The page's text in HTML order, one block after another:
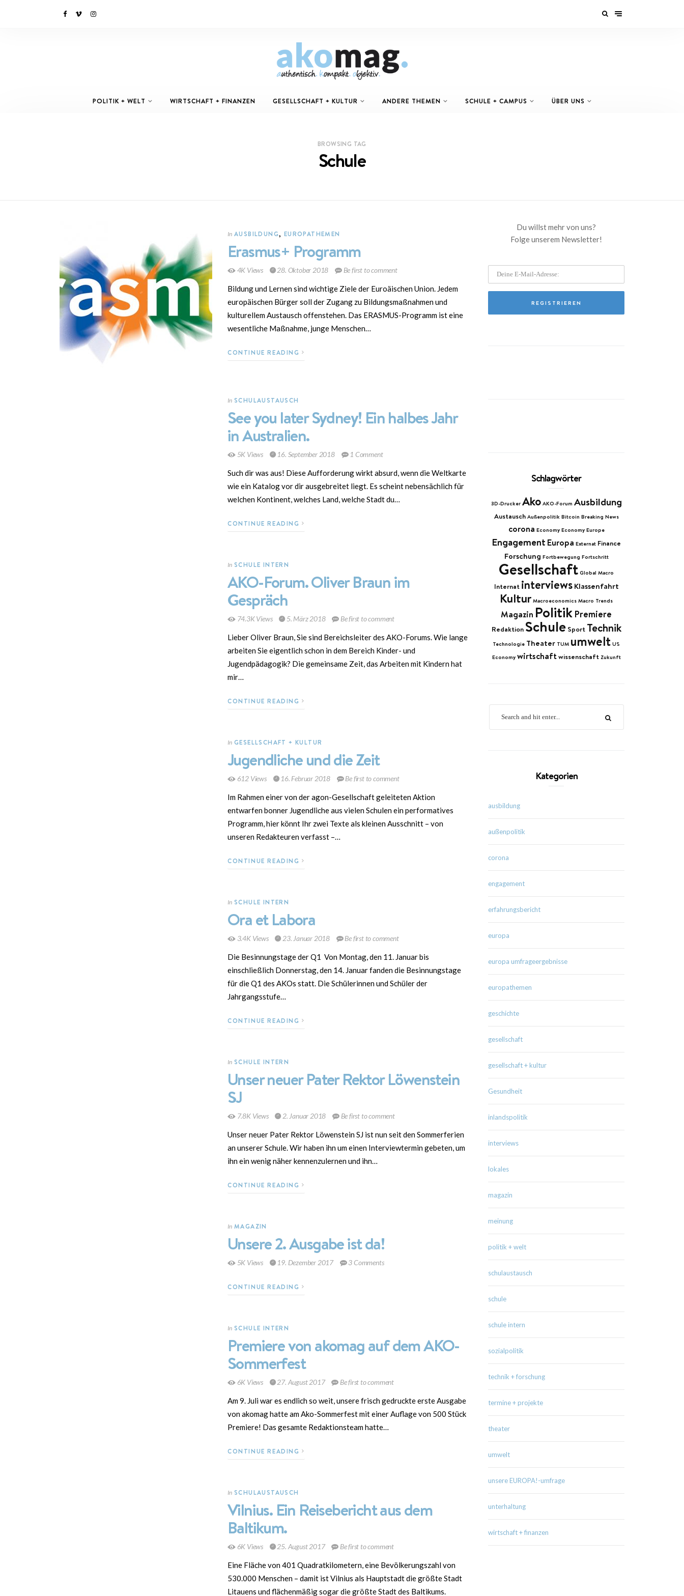
POLITIK + WELT WIRTSCHAFT + FINANZEN GESELLSCHAFT + KULTUR ANDERE THEMEN SCHULE + CAMPUS ÜBER UNS
BROWSING TAG
Schule
In AUSBILDUNG, EUROPATHEMEN
Erasmus+ Programm
4K Views 28. Oktober 2018 Be first to comment
Bildung und Lernen sind wichtige Ziele der Euroäischen Union. Jedem
europäischen Bürger soll der Zugang zu Bildungsmaßnahmen und
kulturellem Austausch offenstehen. Das ERASMUS-Programm ist eine
wesentliche Maßnahme, junge Menschen…
CONTINUE READING
In SCHULAUSTAUSCH
See you later Sydney! Ein halbes Jahr
in Australien.
5K Views 16. September 2018 1 Comment
Such dir was aus! Diese Aufforderung wirkt absurd, wenn die Weltkarte
wie ein Katalog vor dir ausgebreitet liegt. Es scheint nebensächlich für
welchen Kontinent, welches Land, welche Stadt du…
CONTINUE READING
In SCHULE INTERN
AKO-Forum. Oliver Braun im
Gespräch
74.3K Views 5. März 2018 Be first to comment
Lieber Oliver Braun, Sie sind Bereichsleiter des AKO-Forums. Wie lange
arbeiten Sie eigentlich schon in dem Bereich Kinder- und
Jugendpädagogik? Die gemeinsame Zeit, das Arbeiten mit Kindern hat
mir…
CONTINUE READING
In GESELLSCHAFT + KULTUR
Jugendliche und die Zeit
612 Views 16. Februar 2018 Be first to comment
Im Rahmen einer von der agon-Gesellschaft geleiteten Aktion
entwarfen bonner Jugendliche aus vielen Schulen ein performatives
Programm, hier könnt Ihr zwei Texte als kleinen Ausschnitt – von
unseren Redakteuren verfasst –…
CONTINUE READING
In SCHULE INTERN
Ora et Labora
3.4K Views 23. Januar 2018 Be first to comment
Die Besinnungstage der Q1 Von Montag, den 11. Januar bis
einschließlich Donnerstag, den 14. Januar fanden die Besinnungstage
für die Q1 des AKOs statt. Die Schülerinnen und Schüler der
Jahrgangsstufe…
CONTINUE READING
In SCHULE INTERN
Unser neuer Pater Rektor Löwenstein
SJ
7.8K Views 2. Januar 2018 Be first to comment
Unser neuer Pater Rektor Löwenstein SJ ist nun seit den Sommerferien
an unserer Schule. Wir haben ihn um einen Interviewtermin gebeten, um
ihn ein wenig näher kennenzulernen und ihn…
CONTINUE READING
In MAGAZIN
Unsere 2. Ausgabe ist da!
5K Views 19. Dezember 2017 3 Comments
CONTINUE READING
In SCHULE INTERN
Premiere von akomag auf dem AKO-
Sommerfest
6K Views 27. August 2017 Be first to comment
Am 9. Juli war es endlich so weit, unsere frisch gedruckte erste Ausgabe
von akomag hatte am Ako-Sommerfest mit einer Auflage von 500 Stück
Premiere! Das gesamte Redaktionsteam hatte…
CONTINUE READING
In SCHULAUSTAUSCH
Vilnius. Ein Reisebericht aus dem
Baltikum.
6K Views 25. August 2017 Be first to comment
Eine Fläche von 401 Quadratkilometern, eine Bevölkerungszahl von
530.000 Menschen – damit ist Vilnius als Hauptstadt die größte Stadt
Litauens und flächenmäßig sogar die größte Stadt des Baltikums.
Du willst mehr von uns?
Folge unserem Newsletter!
Schlagwörter
3D-Drucker Ako AKO-Forum Ausbildung
Austausch Außenpolitik Bitcoin Breaking News
corona Economy Economy Europe
Engagement Europa Externat Finance
Forschung Fortbewegung Fortschritt
Gesellschaft Global Macro
Internat interviews Klassenfahrt
Kultur Macroeconomics Macro Trends
Magazin Politik Premiere
Redaktion Schule Sport Technik
Technologie Theater TUM umwelt US
Economy wirtschaftwissenschaft Zukunft
Kategorien
ausbildung
außenpolitik
corona
engagement
erfahrungsbericht
europa
europa umfrageergebnisse
europathemen
geschichte
gesellschaft
gesellschaft + kultur
Gesundheit
inlandspolitik
interviews
lokales
magazin
meinung
politik + welt
schulaustausch
schule
schule intern
sozialpolitik
technik + forschung
termine + projekte
theater
umwelt
unsere EUROPA!-umfrage
unterhaltung
wirtschaft + finanzen